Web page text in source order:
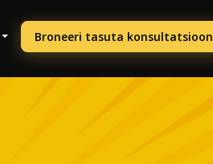
Broneeri tasuta konsultatsioon